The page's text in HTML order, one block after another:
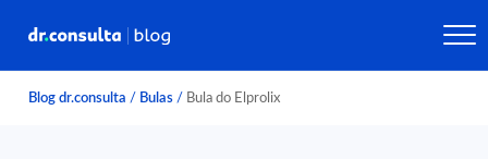
Blog dr.consulta / Bulas / Bula do Elprolix